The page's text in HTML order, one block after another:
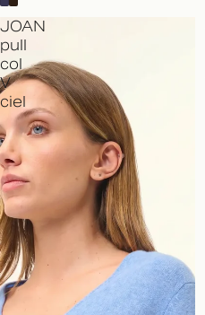
JOAN
pull
col
V
ciel